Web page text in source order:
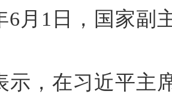
6月1日，国家副
示，在习近平主